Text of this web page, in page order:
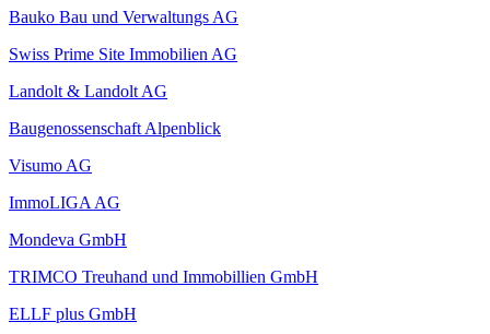
Bauko Bau und Verwaltungs AG
Swiss Prime Site Immobilien AG
Landolt & Landolt AG
Baugenossenschaft Alpenblick
Visumo AG
ImmoLIGA AG
Mondeva GmbH
TRIMCO Treuhand und Immobillien GmbH
ELLF plus GmbH